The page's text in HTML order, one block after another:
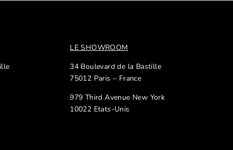
LE SHOWROOM
34 Boulevard de la Bastille
75012 Paris – France
979 Third Avenue New York
10022 Etats-Unis